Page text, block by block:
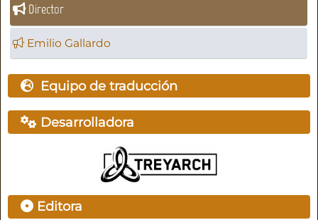
Director
Emilio Gallardo
Equipo de traducción
Desarrolladora
Editora